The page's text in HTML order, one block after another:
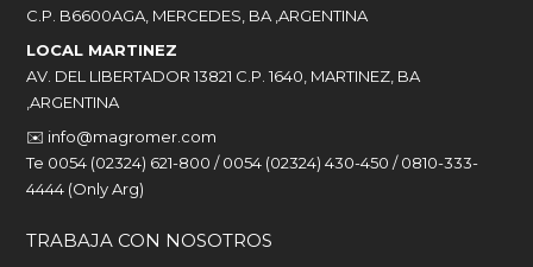
C.P. B6600AGA, MERCEDES, BA ,ARGENTINA
LOCAL MARTINEZ
AV. DEL LIBERTADOR 13821 C.P. 1640, MARTINEZ, BA
,ARGENTINA
✉️ info@magromer.com
Te 0054 (02324) 621-800 / 0054 (02324) 430-450 / 0810-333-
4444 (Only Arg)
TRABAJA CON NOSOTROS